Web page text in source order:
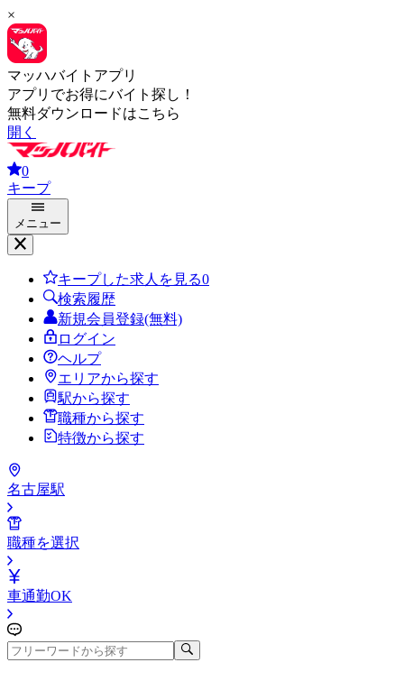
×
マッハバイトアプリ
アプリでお得にバイト探し！
無料ダウンロードはこちら
開く
0
キープ
メニュー
キープした求人を見る0
検索履歴
新規会員登録(無料)
ログイン
ヘルプ
エリアから探す
駅から探す
職種から探す
特徴から探す
名古屋駅
職種を選択
車通勤OK